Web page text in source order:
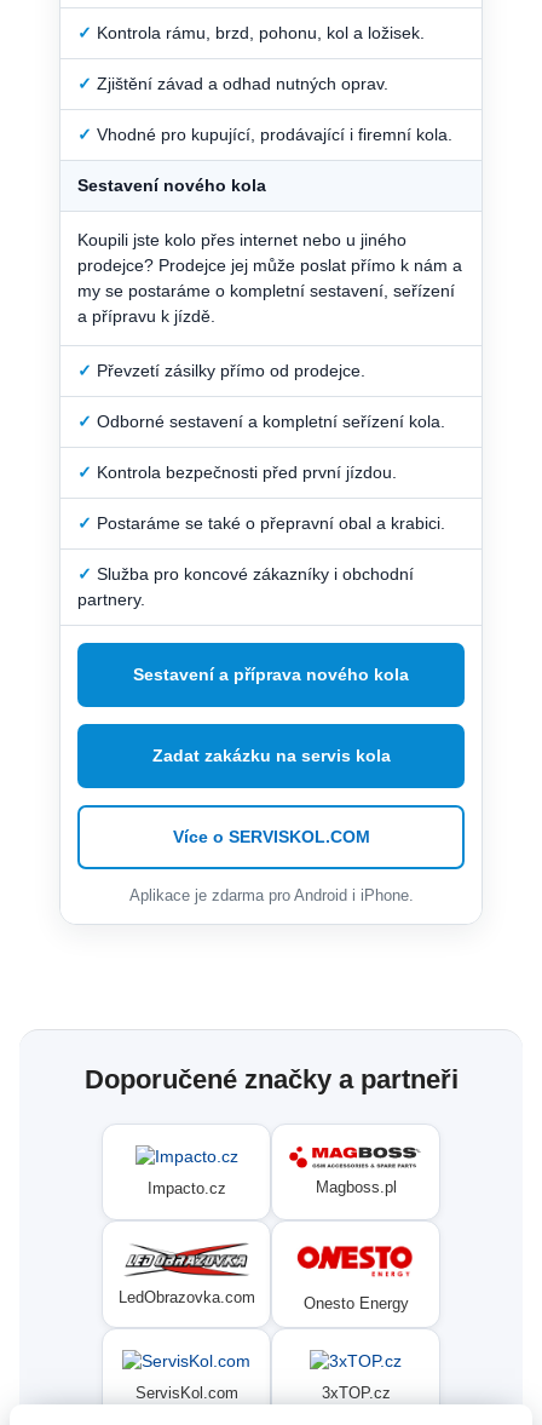
✓ Kontrola rámu, brzd, pohonu, kol a ložisek.
✓ Zjištění závad a odhad nutných oprav.
✓ Vhodné pro kupující, prodávající i firemní kola.
Sestavení nového kola
Koupili jste kolo přes internet nebo u jiného
prodejce? Prodejce jej může poslat přímo k nám a
my se postaráme o kompletní sestavení, seřízení
a přípravu k jízdě.
✓ Převzetí zásilky přímo od prodejce.
✓ Odborné sestavení a kompletní seřízení kola.
✓ Kontrola bezpečnosti před první jízdou.
✓ Postaráme se také o přepravní obal a krabici.
✓ Služba pro koncové zákazníky i obchodní
partnery.
Sestavení a příprava nového kola
Zadat zakázku na servis kola
Více o SERVISKOL.COM
Aplikace je zdarma pro Android i iPhone.
Doporučené značky a partneři
Impacto.cz Magboss.pl
LedObrazovka.com Onesto Energy
ServisKol.com 3xTOP.cz